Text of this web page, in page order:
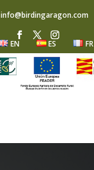
info@birdingaragon.com
EN ES FR